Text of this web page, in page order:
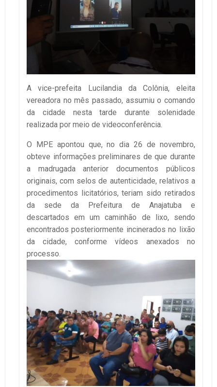
A vice-prefeita Lucilandia da Colônia, eleita
vereadora no mês passado, assumiu o comando
da cidade nesta tarde durante solenidade
realizada por meio de videoconferência.
O MPE apontou que, no dia 26 de novembro,
obteve informações preliminares de que durante
a madrugada anterior documentos públicos
originais, com selos de autenticidade, relativos a
procedimentos licitatórios, teriam sido retirados
da sede da Prefeitura de Anajatuba e
descartados em um caminhão de lixo, sendo
encontrados posteriormente incinerados no lixão
da cidade, conforme vídeos anexados no
processo.